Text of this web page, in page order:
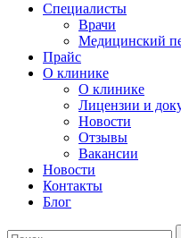
Специалисты
Врачи
Медицинский
Прайс
О клинике
О клинике
Лицензии и
Новости
Отзывы
Вакансии
Новости
Контакты
Блог